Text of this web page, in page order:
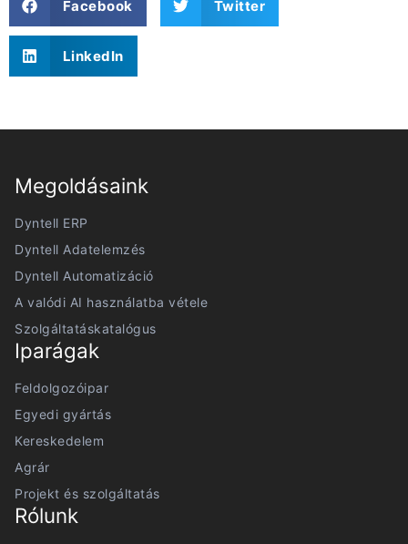
Facebook Twitter
LinkedIn
Megoldásaink
Dyntell ERP
Dyntell Adatelemzés
Dyntell Automatizáció
A valódi AI használatba vétele
Szolgáltatáskatalógus
Iparágak
Feldolgozóipar
Egyedi gyártás
Kereskedelem
Agrár
Projekt és szolgáltatás
Rólunk